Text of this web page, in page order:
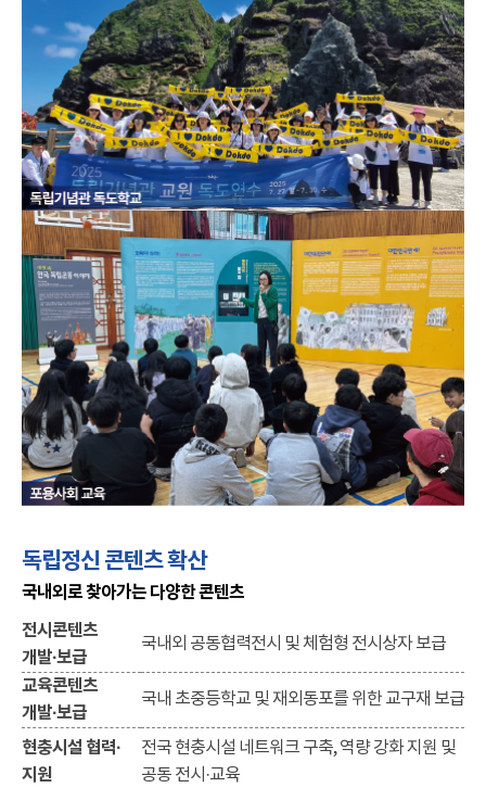
독립정신 콘텐츠 확산
국내외로 찾아가는 다양한 콘텐츠
전시콘텐츠
개발·보급
국내외 공동협력전시 및 체험형 전시상자 보급
교육콘텐츠
개발·보급
국내 초중등학교 및 재외동포를 위한 교구재 보급
현충시설 협력·
지원
전국 현충시설 네트워크 구축, 역량 강화 지원 및
공동 전시·교육